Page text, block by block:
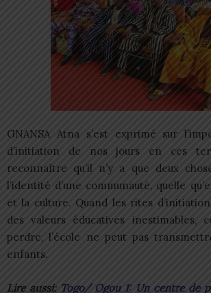
GNANSA Atna s’est exprimé sur
d’initiation de nos jours en ces
reconnaître qu’il n’y a que deux
l’identité d’une communauté, quelle
et la culture. Quand les rites
des valeurs éducatives inestimables,
perdre, l’école ne peut pas
enfants.
Lire aussi: Togo/ Ogou 1: Un centre de